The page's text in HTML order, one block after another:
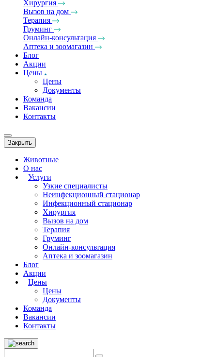
Хирургия
Вызов на дом
Терапия
Груминг
Онлайн-консультация
Аптека и зоомагазин
Блог
Акции
Цены
Цены
Документы
Команда
Вакансии
Контакты
Закрыть
Животные
О нас
Услуги
Узкие специалисты
Неинфекционный стационар
Инфекционный стационар
Хирургия
Вызов на дом
Терапия
Груминг
Онлайн-консультация
Аптека и зоомагазин
Блог
Акции
Цены
Цены
Документы
Команда
Вакансии
Контакты